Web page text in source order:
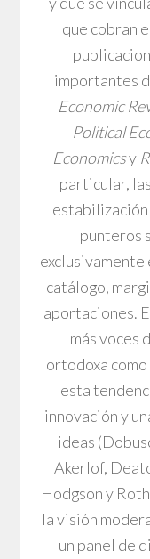
que cobran
importantes
Economic
Political
Economicsy
particular,
estabilización
punteros
catálogo,
aportaciones.
más voces
ortodoxa
esta
innovación y
ideas
Akerlof,
Hodgson y
la visión
un panel de